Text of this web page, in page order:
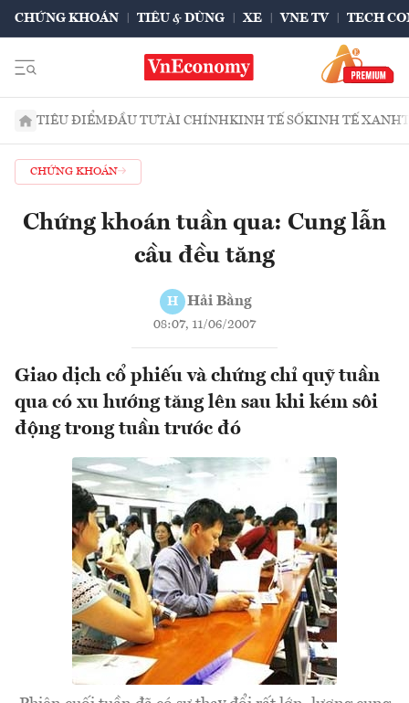
CHỨNG KHOÁN TIÊU & DÙNG XE VNE TV TECH
TIÊU ĐIỂMĐẦU TƯTÀI CHÍNHKINH TẾ SỐKINH TẾ XANH
CHỨNG KHOÁN
Chứng khoán tuần qua: Cung lẫn
cầu đều tăng
H Hải Bằng
08:07, 11/06/2007
Giao dịch cổ phiếu và chứng chỉ quỹ tuần
qua có xu hướng tăng lên sau khi kém sôi
động trong tuần trước đó